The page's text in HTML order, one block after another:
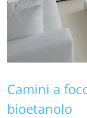
Camini a
bioetanolo